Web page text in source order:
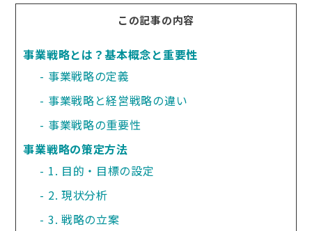
この記事の内容
事業戦略とは？基本概念と重要性
事業戦略の定義
事業戦略と経営戦略の違い
事業戦略の重要性
事業戦略の策定方法
1. 目的・目標の設定
2. 現状分析
3. 戦略の立案